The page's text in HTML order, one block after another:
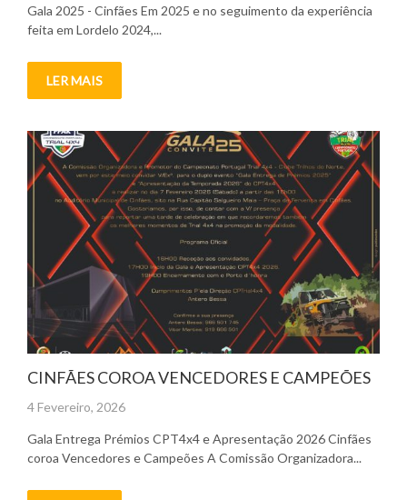
Gala 2025 - Cinfães Em 2025 e no seguimento da experiência
feita em Lordelo 2024,...
LER MAIS
CINFÃES COROA VENCEDORES E CAMPEÕES
Posted
4 Fevereiro, 2026
Gala Entrega Prémios CPT4x4 e Apresentação 2026 Cinfães
coroa Vencedores e Campeões A Comissão Organizadora...